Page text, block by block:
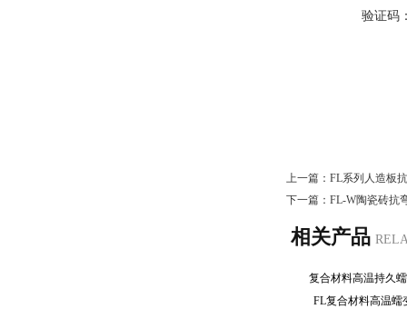
验证码
上一篇： FL系列人造板
下一篇： FL-W陶瓷砖抗
相关产品
复合材料高温持久
FL复合材料高温